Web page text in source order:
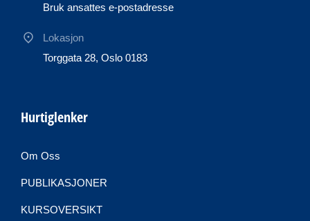
Bruk ansattes e-postadresse
Lokasjon
Torggata 28, Oslo 0183
Hurtiglenker
Om Oss
PUBLIKASJONER
KURSOVERSIKT